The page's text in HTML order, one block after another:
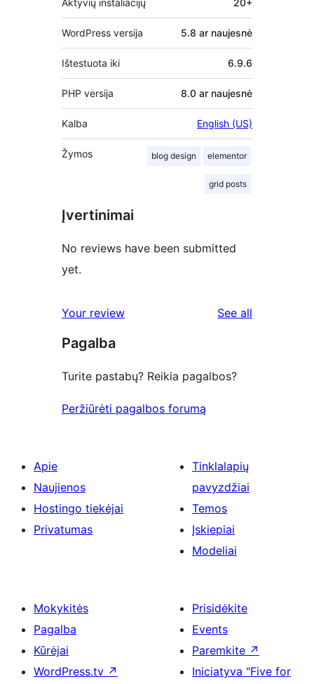
WordPress versija 5.8 ar naujesnė
Ištestuota iki 6.9.6
PHP versija 8.0 ar naujesnė
Kalba English (US)
Žymos blog design elementor
grid posts
Įvertinimai
No reviews have been submitted
yet.
Your review See all
Pagalba
Turite pastabų? Reikia pagalbos?
Peržiūrėti pagalbos forumą
Apie
Naujienos
Hostingo tiekėjai
Privatumas
Tinklalapių
pavyzdžiai
Temos
Įskiepiai
Modeliai
Mokykitės
Pagalba
Kūrėjai
WordPress.tv ↗
Prisidėkite
Events
Paremkite ↗
Iniciatyva "Five for